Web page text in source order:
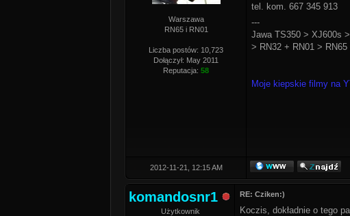
Warszawa
RN65 i RN01
Liczba postów: 10,723
Dołączył: May 2011
Reputacja: 58
tel. kom. 667 345 913
---
Jawa TS350 > XJ600s
> RN32 + RN01 >
Moje kiepskie filmy na
2012-11-21, 12:15 AM
komandosnr1
Użytkownik
RE: Cziken:)
Koczis, dokładnie o tego